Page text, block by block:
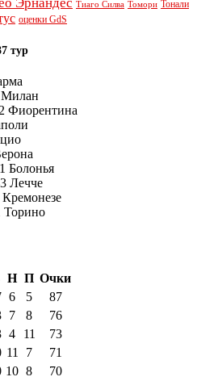
Тиаго Силва Томори Тонали
оценки GdS
тур
Милан
Фиорентина
Болонья
Лечче
Кремонезе
Торино
Н П Очки
6 5
87
7 8
76
4 11
73
11 7
71
10 8
70